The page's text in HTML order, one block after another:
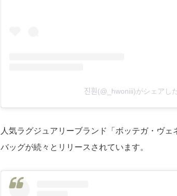
진훤(@_hwoniii)がシェアし
人気ラグジュアリーブランド「ボッテガ・ヴ
バッグが続々とリリースされています。